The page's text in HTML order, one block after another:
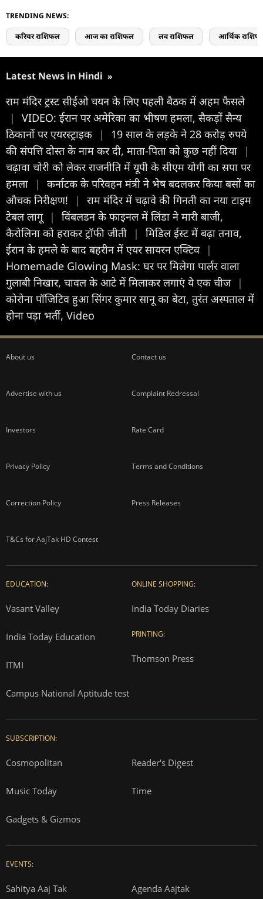
TRENDING NEWS:
करियर राशिफल आज का राशिफल लव राशिफल आर्थिक
Latest News in Hindi »
राम मंदिर ट्रस्ट सीईओ चयन के लिए पहली बैठक में अहम फैसले
|
VIDEO: ईरान पर अमेरिका का भीषण हमला, सैकड़ों सैन्य
ठिकानों पर एयरस्ट्राइक
|
19 साल के लड़के ने 28 करोड़ रुपये
की संपत्ति दोस्त के नाम कर दी, माता-पिता को कुछ नहीं दिया
|
चढ़ावा चोरी को लेकर राजनीति में यूपी के सीएम योगी का सपा पर
हमला
|
कर्नाटक के परिवहन मंत्री ने भेष बदलकर किया बसों का
औचक निरीक्षण!
|
राम मंदिर में चढ़ावे की गिनती का नया टाइम
टेबल लागू |
विंबलडन के फाइनल में लिंडा ने मारी बाजी,
कैरोलिना को हराकर ट्रॉफी जीती
|
मिडिल ईस्ट में बढ़ा तनाव,
ईरान के हमले के बाद बहरीन में एयर सायरन एक्टिव |
Homemade Glowing Mask: घर पर मिलेगा पार्लर वाला
गुलाबी निखार, चावल के आटे में मिलाकर लगाएं ये एक चीज |
कोरोना पॉजिटिव हुआ सिंगर कुमार सानू का बेटा, तुरंत अस्पताल में
होना पड़ा भर्ती, Video
About us Contact us
Advertise with us Complaint Redressal
Investors Rate Card
Privacy Policy Terms and Conditions
Correction Policy Press Releases
T&Cs for AajTak HD Contest
EDUCATION:
Vasant Valley
India Today Education
ITMI
Campus National Aptitude test
ONLINE SHOPPING:
India Today Diaries
PRINTING:
Thomson Press
SUBSCRIPTION:
Cosmopolitan Reader's Digest
Music Today Time
Gadgets & Gizmos
EVENTS:
Sahitya Aaj Tak Agenda Aajtak